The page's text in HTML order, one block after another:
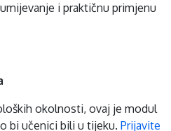
i praktičnu primjenu
okolnosti, ovaj je modul
bi učenici bili u tijeku. Prijavite